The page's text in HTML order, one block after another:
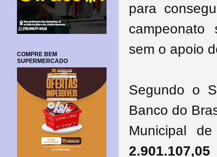
para
sem o apoio
Segundo o
Banco do
Municipal
2.901.107,05
COMPRE BEM
SUPERMERCADO